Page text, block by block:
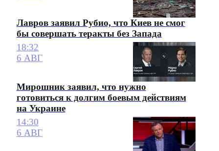
Лавров заявил Рубио, что Киев не смог
бы совершать теракты без Запада
18:32
6 АВГ
Мирошник заявил, что нужно
готовиться к долгим боевым действиям
на Украине
14:30
6 АВГ